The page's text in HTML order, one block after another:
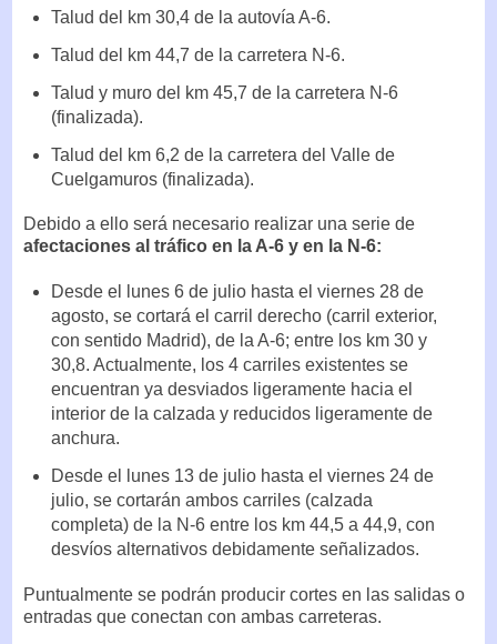
Talud del km 30,4 de la autovía A-6.
Talud del km 44,7 de la carretera N-6.
Talud y muro del km 45,7 de la carretera N-6
(finalizada).
Talud del km 6,2 de la carretera del Valle de
Cuelgamuros (finalizada).
Debido a ello será necesario realizar una serie de
afectaciones al tráfico en la A-6 y en la N-6:
Desde el lunes 6 de julio hasta el viernes 28 de
agosto, se cortará el carril derecho (carril exterior,
con sentido Madrid), de la A-6; entre los km 30 y
30,8. Actualmente, los 4 carriles existentes se
encuentran ya desviados ligeramente hacia el
interior de la calzada y reducidos ligeramente de
anchura.
Desde el lunes 13 de julio hasta el viernes 24 de
julio, se cortarán ambos carriles (calzada
completa) de la N-6 entre los km 44,5 a 44,9, con
desvíos alternativos debidamente señalizados.
Puntualmente se podrán producir cortes en las salidas o
entradas que conectan con ambas carreteras.